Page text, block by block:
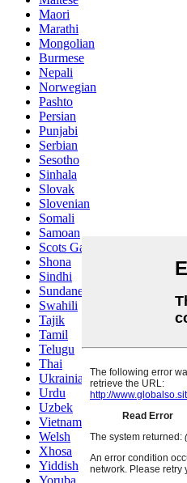
Maori
Marathi
Mongolian
Burmese
Nepali
Norwegian
Pashto
Persian
Punjabi
Serbian
Sesotho
Sinhala
Slovak
Slovenian
Somali
Samoan
Scots Gaelic
Shona
Sindhi
Sundanese
Swahili
Tajik
Tamil
Telugu
Thai
Ukrainian
Urdu
Uzbek
Vietnamese
Welsh
Xhosa
Yiddish